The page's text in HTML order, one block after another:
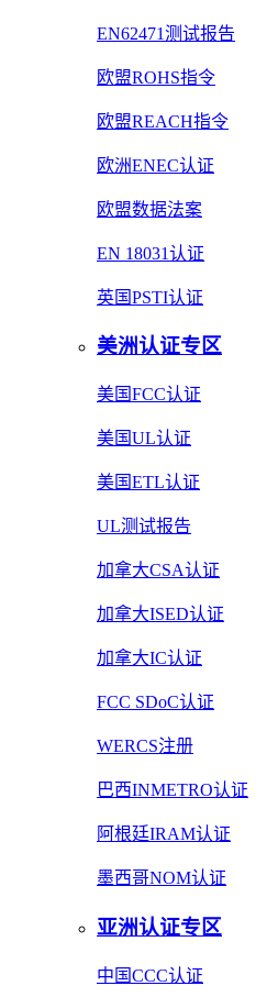
EN62471测试报告
欧盟ROHS指令
欧盟REACH指令
欧洲ENEC认证
欧盟数据法案
EN 18031认证
英国PSTI认证
美洲认证专区
美国FCC认证
美国UL认证
美国ETL认证
UL测试报告
加拿大CSA认证
加拿大ISED认证
加拿大IC认证
FCC SDoC认证
WERCS注册
巴西INMETRO认证
阿根廷IRAM认证
墨西哥NOM认证
亚洲认证专区
中国CCC认证